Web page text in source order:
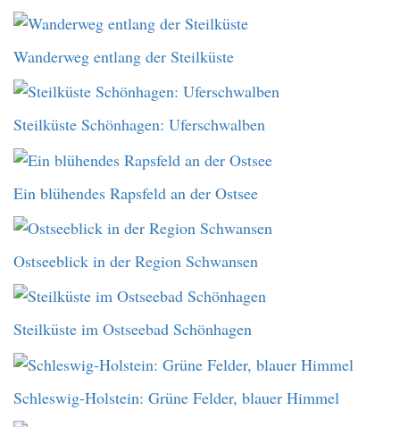
Wanderweg entlang der Steilküste
Steilküste Schönhagen: Uferschwalben
Ein blühendes Rapsfeld an der Ostsee
Ostseeblick in der Region Schwansen
Steilküste im Ostseebad Schönhagen
Schleswig-Holstein: Grüne Felder, blauer Himmel